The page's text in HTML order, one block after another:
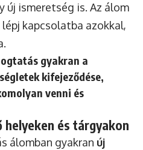
új ismeretség is. Az álom
kapcsolatba azokkal,
gyakran a
kifejeződése,
venni és
és tárgyakon
álomban gyakran új